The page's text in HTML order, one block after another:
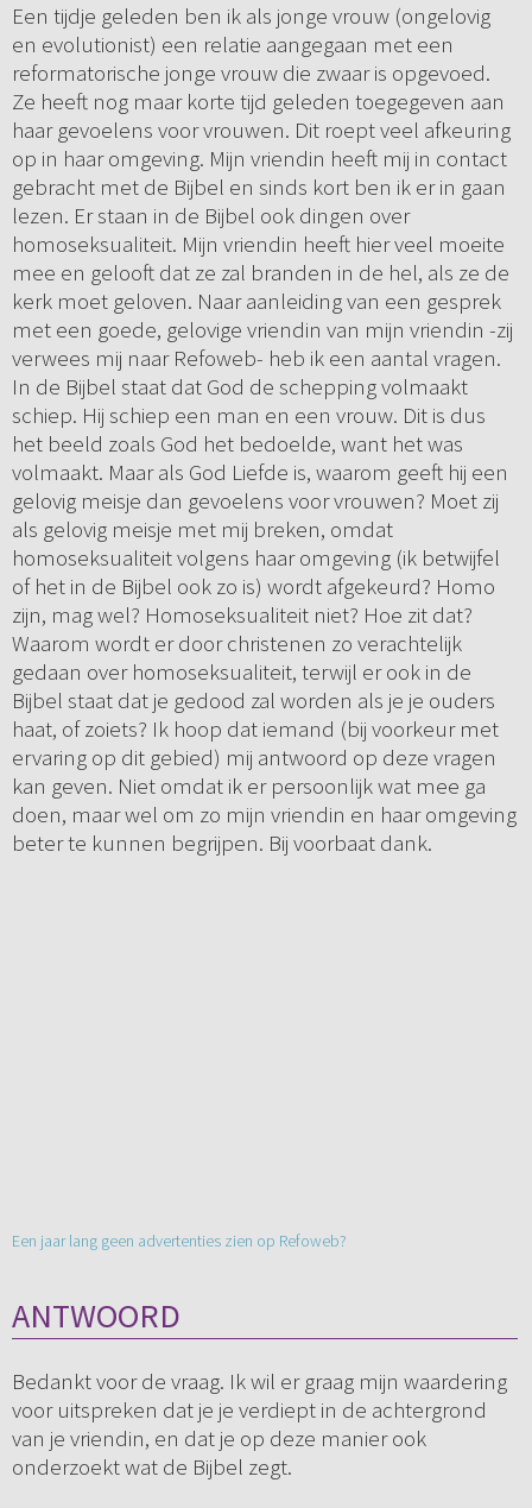
Een tijdje geleden ben ik als jonge vrouw (ongelovig
en evolutionist) een relatie aangegaan met een
reformatorische jonge vrouw die zwaar is opgevoed.
Ze heeft nog maar korte tijd geleden toegegeven aan
haar gevoelens voor vrouwen. Dit roept veel afkeuring
op in haar omgeving. Mijn vriendin heeft mij in contact
gebracht met de Bijbel en sinds kort ben ik er in gaan
lezen. Er staan in de Bijbel ook dingen over
homoseksualiteit. Mijn vriendin heeft hier veel moeite
mee en gelooft dat ze zal branden in de hel, als ze de
kerk moet geloven. Naar aanleiding van een gesprek
met een goede, gelovige vriendin van mijn vriendin -zij
verwees mij naar Refoweb- heb ik een aantal vragen.
In de Bijbel staat dat God de schepping volmaakt
schiep. Hij schiep een man en een vrouw. Dit is dus
het beeld zoals God het bedoelde, want het was
volmaakt. Maar als God Liefde is, waarom geeft hij een
gelovig meisje dan gevoelens voor vrouwen? Moet zij
als gelovig meisje met mij breken, omdat
homoseksualiteit volgens haar omgeving (ik betwijfel
of het in de Bijbel ook zo is) wordt afgekeurd? Homo
zijn, mag wel? Homoseksualiteit niet? Hoe zit dat?
Waarom wordt er door christenen zo verachtelijk
gedaan over homoseksualiteit, terwijl er ook in de
Bijbel staat dat je gedood zal worden als je je ouders
haat, of zoiets? Ik hoop dat iemand (bij voorkeur met
ervaring op dit gebied) mij antwoord op deze vragen
kan geven. Niet omdat ik er persoonlijk wat mee ga
doen, maar wel om zo mijn vriendin en haar omgeving
beter te kunnen begrijpen. Bij voorbaat dank.
Een jaar lang geen advertenties zien op Refoweb?
ANTWOORD
Bedankt voor de vraag. Ik wil er graag mijn waardering
voor uitspreken dat je je verdiept in de achtergrond
van je vriendin, en dat je op deze manier ook
onderzoekt wat de Bijbel zegt.